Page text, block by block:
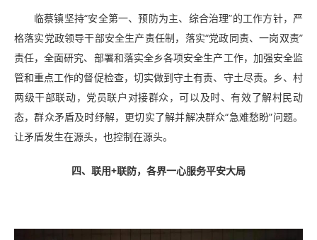
临蔡镇坚持“安全第一、预防为主、综合治理”的工作方针，严
格落实党政领导干部安全生产责任制，落实“党政同责、一岗双责”
责任，全面研究、部署和落实全乡各项安全生产工作，加强安全监
管和重点工作的督促检查，切实做到守土有责、守土尽责。乡、村
两级干部联动，党员联户对接群众，可以及时、有效了解村民动
态，群众矛盾及时纾解，更切实了解并解决群众“急难愁盼”问题。
让矛盾发生在源头，也控制在源头。
四、联用+联防，各界一心服务平安大局